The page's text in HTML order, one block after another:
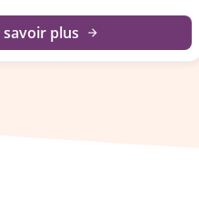
savoir plus arrow_forward